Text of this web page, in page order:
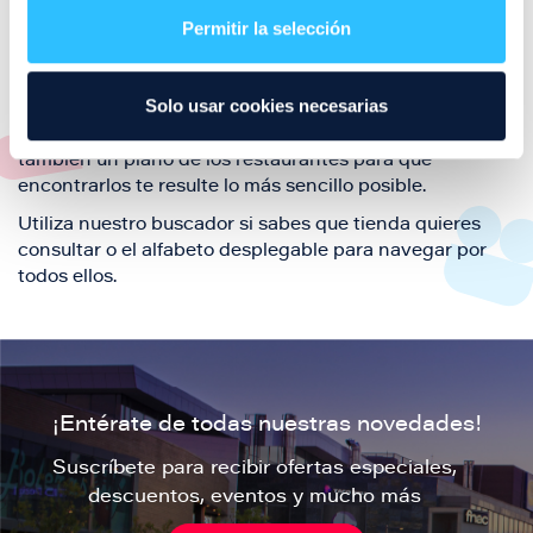
Permitir la selección
Solo usar cookies necesarias
también de nuestra oferta de ocio y shopping durante
podrás encontrar toda la información necesaria de
cada una de nuestras marcas. Sus datos de contacto y
también un plano de los restaurantes para que
encontrarlos te resulte lo más sencillo posible.
Utiliza nuestro buscador si sabes que tienda quieres
consultar o el alfabeto desplegable para navegar por
todos ellos.
¡Entérate de todas nuestras novedades!
Suscríbete para recibir ofertas especiales,
descuentos, eventos y mucho más